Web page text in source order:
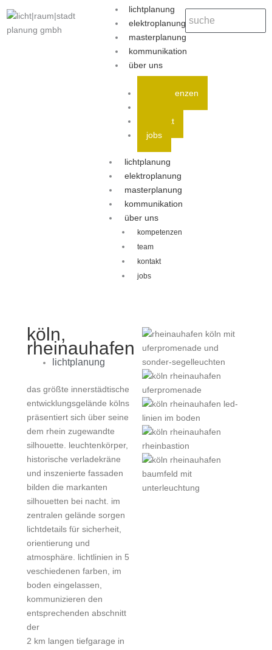
lichtplanung
elektroplanung
masterplanung
kommunikation
über uns
kompetenzen
kontakt
jobs
lichtplanung
elektroplanung
masterplanung
kommunikation
über uns
kompetenzen
team
kontakt
jobs
köln,
rheinauhafen
lichtplanung
das größte innerstädtische
entwicklungsgelände kölns
präsentiert sich über seine
dem rhein zugewandte
silhouette. leuchtenkörper,
historische verladekräne
und inszenierte fassaden
bilden die markanten
silhouetten bei nacht. im
zentralen gelände sorgen
lichtdetails für sicherheit,
orientierung und
atmosphäre. lichtlinien in 5
veschiedenen farben, im
boden eingelassen,
kommunizieren den
entsprechenden abschnitt
der
2 km langen tiefgarage in